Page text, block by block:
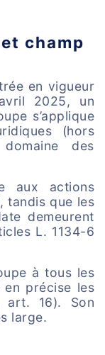
champ
en vigueur
2025, un
s’applique
(hors
des
aux actions
tandis que les
demeurent
L. 1134-6
à tous les
en précise les
art. 16). Son
large.